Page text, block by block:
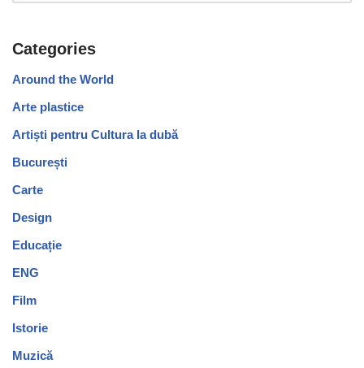
Categories
Around the World
Arte plastice
Artiști pentru Cultura la dubă
București
Carte
Design
Educație
ENG
Film
Istorie
Muzică